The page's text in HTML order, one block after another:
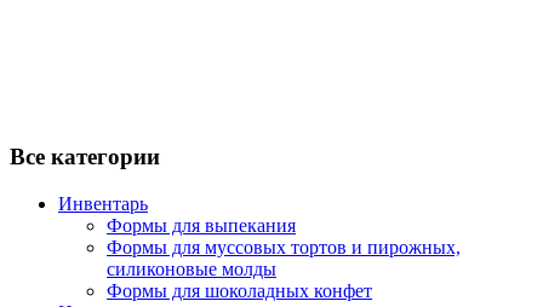
Все категории
Инвентарь
Формы для выпекания
Формы для муссовых тортов и пирожных,
силиконовые молды
Формы для шоколадных конфет